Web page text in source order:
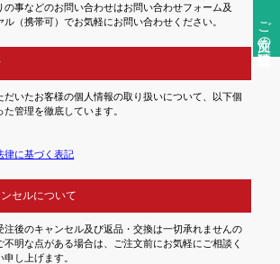
ご注文前の確認事項
の事などのお問い合わせはお問い合わせフォーム及
（携帯可）でお気軽にお問い合わせください。
だいたお客様の個人情報の取り扱いについて、以下個
管理を徹底しています。
律に基づく表記
セルについて
注後のキャンセル及び返品・交換は一切承れませんの
明な点がある場合は、ご注文前にお気軽にご相談く
し上げます。